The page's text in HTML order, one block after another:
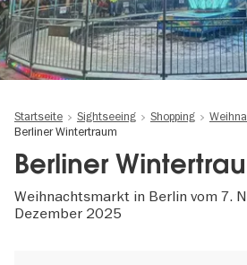
Startseite Sightseeing Shopping
Berliner Wintertraum
Berliner
Weihnachtsmarkt in Berlin vom 7.
Dezember 2025